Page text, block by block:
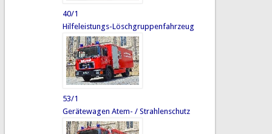
40/1
Hilfeleistungs-Löschgruppenfahrzeug
53/1
Gerätewagen Atem- / Strahlenschutz